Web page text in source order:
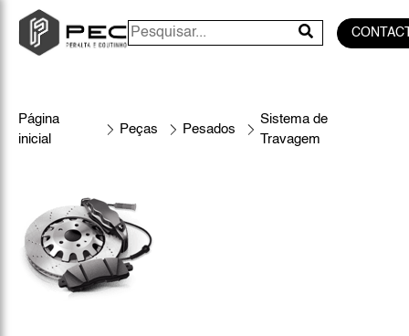
Página
inicial
Peças Pesados
Sistema de
Travagem